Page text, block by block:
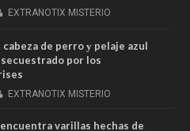
EXTRANOTIX MISTERIO
de perro у pelaje azul
por los
EXTRANOTIX MISTERIO
varillas hechas de